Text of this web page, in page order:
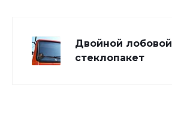
Двойной лобовой
стеклопакет